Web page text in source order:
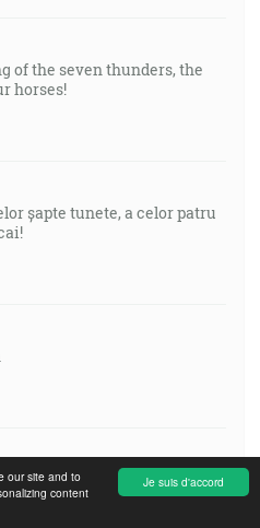
Je suis d'accord
our site and to
content
of the seven thunders, the
horses!
șapte tunete, a celor patru